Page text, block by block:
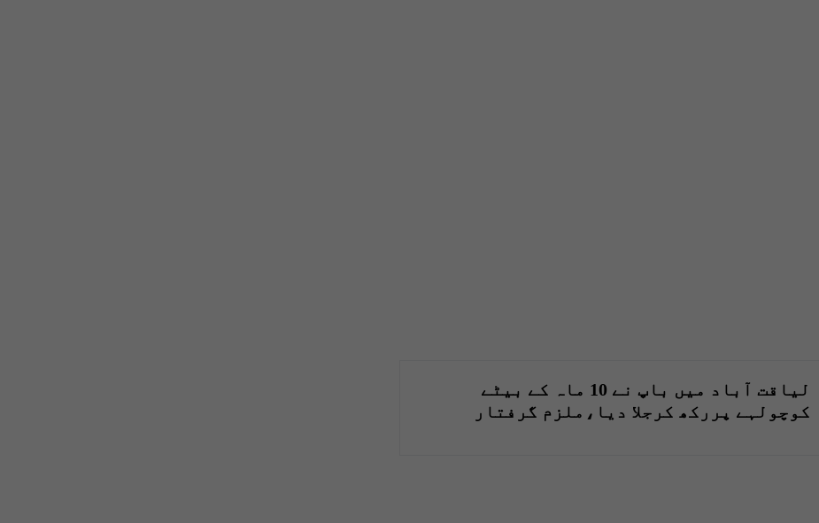
لیاقت آباد میں باپ نے 10 ماہ کے بیٹے
کوچولہے پررکھ کرجلا دیا،ملزم گرفتار